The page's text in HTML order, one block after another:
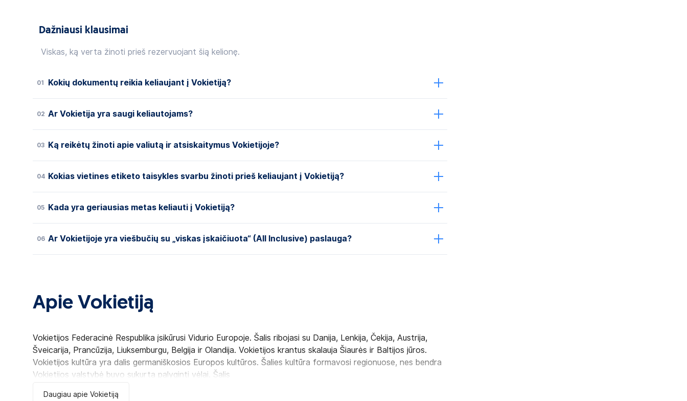
Dažniausi klausimai
Viskas, ką verta žinoti prieš rezervuojant šią kelionę.
01 Kokių dokumentų reikia keliaujant į Vokietiją?
02 Ar Vokietija yra saugi keliautojams?
03 Ką reikėtų žinoti apie valiutą ir atsiskaitymus Vokietijoje?
04 Kokias vietines etiketo taisykles svarbu žinoti prieš keliaujant į Vokietiją?
05 Kada yra geriausias metas keliauti į Vokietiją?
06 Ar Vokietijoje yra viešbučių su „viskas įskaičiuota“ (All Inclusive) paslauga?
Apie Vokietiją
Vokietijos Federacinė Respublika įsikūrusi Vidurio Europoje. Šalis ribojasi su Danija, Lenkija, Čekija, Austrija,
Šveicarija, Prancūzija, Liuksemburgu, Belgija ir Olandija. Vokietijos krantus skalauja Šiaurės ir Baltijos jūros.
Vokietijos kultūra yra dalis germaniškosios Europos kultūros. Šalies kultūra formavosi regionuose, nes bendra
Vokietijos valstybė buvo sukurta palyginti vėlai. Šalis
Daugiau apie Vokietiją